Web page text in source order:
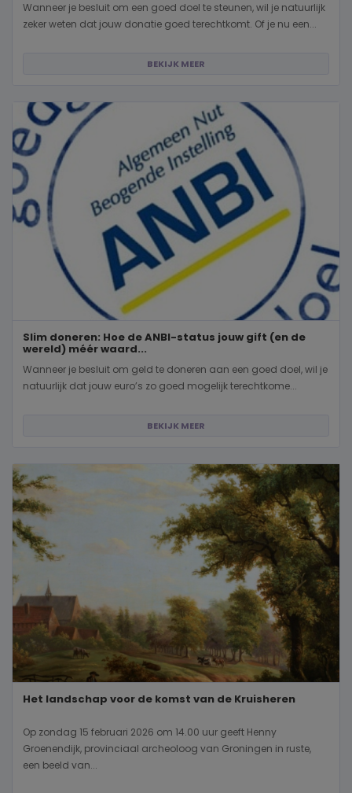
Wanneer je besluit om een goed doel te steunen, wil je natuurlijk
zeker weten dat jouw donatie goed terechtkomt. Of je nu een...
BEKIJK MEER
Slim doneren: Hoe de ANBI-status jouw gift (en de
wereld) méér waard...
Wanneer je besluit om geld te doneren aan een goed doel, wil je
natuurlijk dat jouw euro’s zo goed mogelijk terechtkome...
BEKIJK MEER
Het landschap voor de komst van de Kruisheren
Op zondag 15 februari 2026 om 14.00 uur geeft Henny
Groenendijk, provinciaal archeoloog van Groningen in ruste,
een beeld van...